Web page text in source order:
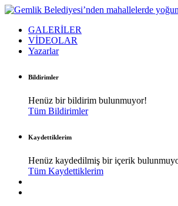
GALERİLER
VİDEOLAR
Yazarlar
Bildirimler
Henüz bir bildirim bulunmuyor!
Tüm Bildirimler
Kaydettiklerim
Henüz kaydedilmiş bir içerik
Tüm Kaydettiklerim